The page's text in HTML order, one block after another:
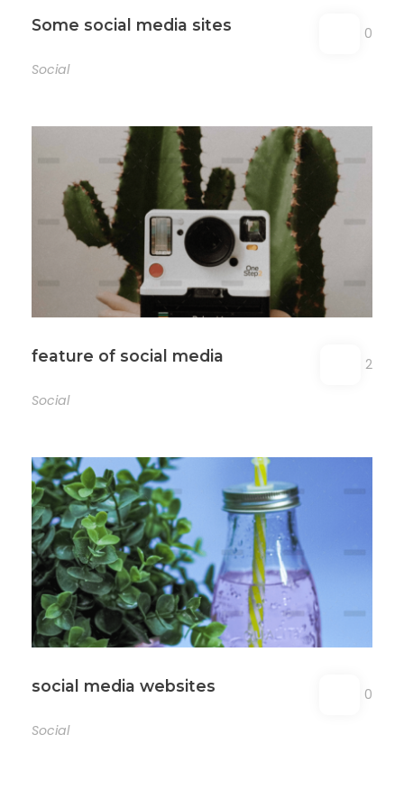
Some social media sites
0
Social
feature of social media
2
Social
social media websites
0
Social